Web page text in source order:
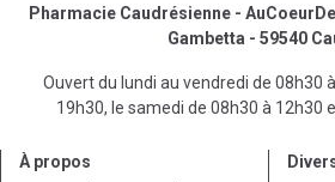
Pharmacie Caudrésienne -
Gambetta - 59540
Ouvert du lundi au vendredi de 08h30
19h30, le samedi de 08h30 à 12h30
À propos